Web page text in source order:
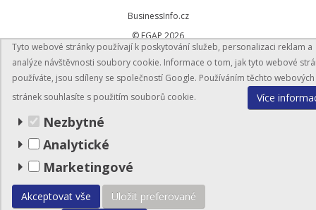
BusinessInfo.cz
© EGAP 2026
Mapa stránek
Tyto webové stránky používají k poskytování služeb, personalizaci reklam a
analýze návštěvnosti soubory cookie. Informace o tom, jak tyto webové
používáte, jsou sdíleny se společností Google. Používáním těchto webových
stránek souhlasíte s použitím souborů cookie.
Více
Nezbytné
Analytické
Marketingové
Akceptovat vše Uložit preferované